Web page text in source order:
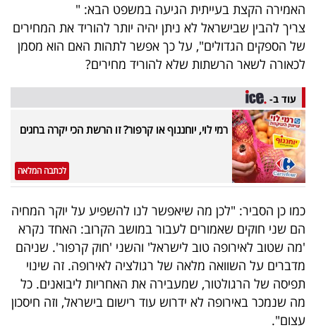
דרושים
מייל
אדום
פרסמו
באייס
עקבו
אחרינו:
האמירה הקצת בעייתית הגיעה במשפט הבא: "
צריך להבין שבישראל לא ניתן יהיה יותר להוריד את המחירים
של הספקים הגדולים", על כך אפשר לתהות האם הוא מסמן
לכאורה לשאר הרשתות שלא להוריד מחירים?
עוד ב-
רמי לוי, יוחננוף או קרפור? זו הרשת הכי יקרה בחגים
לכתבה המלאה
כמו כן הסביר: "לכן מה שיאפשר לנו להשפיע על יוקר המחיה
הם שני חוקים שאמורים לעבור במושב הקרוב: האחד נקרא
'מה שטוב לאירופה טוב לישראל' והשני 'חוק קרפור'. שניהם
מדברים על השוואה מלאה של רגולציה לאירופה. זה שינוי
תפיסה של הרגולטור, שמעבירה את האחריות ליבואנים. כל
מה שנמכר באירופה לא ידרוש עוד רישום בישראל, וזה חיסכון
עצום".